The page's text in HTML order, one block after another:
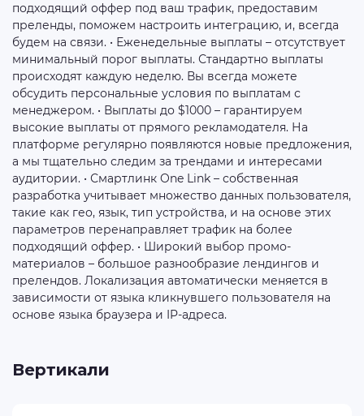
подходящий оффер под ваш трафик, предоставим
преленды, поможем настроить интеграцию, и, всегда
будем на связи. • Еженедельные выплаты – отсутствует
минимальный порог выплаты. Стандартно выплаты
происходят каждую неделю. Вы всегда можете
обсудить персональные условия по выплатам с
менеджером. • Выплаты до $1000 – гарантируем
высокие выплаты от прямого рекламодателя. На
платформе регулярно появляются новые предложения,
а мы тщательно следим за трендами и интересами
аудитории. • Смартлинк One Link – собственная
разработка учитывает множество данных пользователя,
такие как гео, язык, тип устройства, и на основе этих
параметров перенаправляет трафик на более
подходящий оффер. • Широкий выбор промо-
материалов – большое разнообразие лендингов и
прелендов. Локализация автоматически меняется в
зависимости от языка кликнувшего пользователя на
основе языка браузера и IP-адреса.
Вертикали